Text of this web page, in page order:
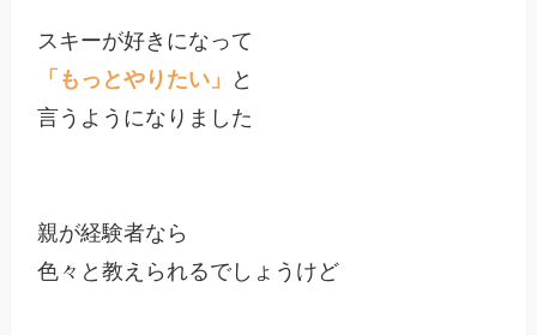
「もっとやりたい」
と
言うようになりました
親が経験者なら
色々と教えられるでしょうけど